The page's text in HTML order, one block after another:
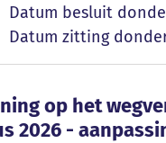
Datum besluit
Datum zitting
op het
op het
2026 -